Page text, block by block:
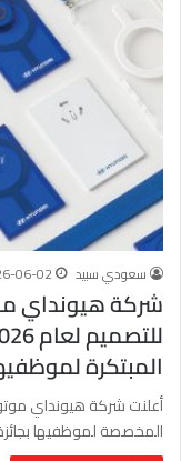
سعودي سبيد 06-02
شركة هيونداي
المبتكرة
أعلنت شركة هيونداي
المخصصة لموظفيها بجائزة